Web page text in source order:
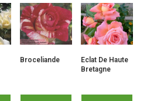
Broceliande
Eclat De Haute
Bretagne